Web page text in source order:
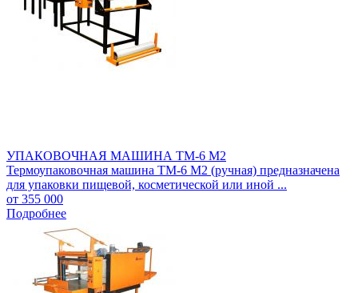
УПАКОВОЧНАЯ МАШИНА ТМ-6 М2
Термоупаковочная машина ТМ-6 М2 (ручная) предназначена
для упаковки пищевой, косметической или иной ...
от 355 000
Подробнее